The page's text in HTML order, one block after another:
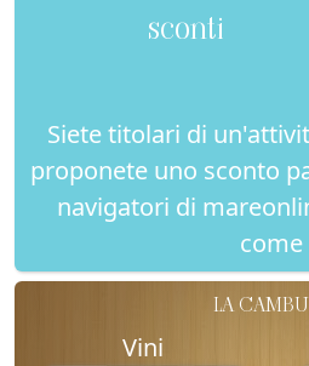
sconti
Siete titolari di
proponete uno sconto
navigatori di
come
LA
Vini